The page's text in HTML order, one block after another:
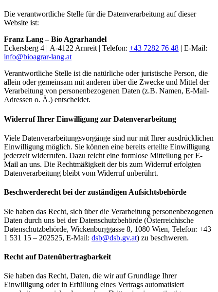
Die verantwortliche Stelle für die Datenverarbeitung auf dieser
Website ist:
Franz Lang – Bio Agrarhandel
Eckersberg 4 | A-4122 Arnreit | Telefon: +43 7282 76 48 | E-Mail:
info@bioagrar-lang.at
Verantwortliche Stelle ist die natürliche oder juristische Person, die
allein oder gemeinsam mit anderen über die Zwecke und Mittel der
Verarbeitung von personenbezogenen Daten (z.B. Namen, E-Mail-
Adressen o. Ä.) entscheidet.
Widerruf Ihrer Einwilligung zur Datenverarbeitung
Viele Datenverarbeitungsvorgänge sind nur mit Ihrer ausdrücklichen
Einwilligung möglich. Sie können eine bereits erteilte Einwilligung
jederzeit widerrufen. Dazu reicht eine formlose Mitteilung per E-
Mail an uns. Die Rechtmäßigkeit der bis zum Widerruf erfolgten
Datenverarbeitung bleibt vom Widerruf unberührt.
Beschwerderecht bei der zuständigen Aufsichtsbehörde
Sie haben das Recht, sich über die Verarbeitung personenbezogenen
Daten durch uns bei der Datenschutzbehörde (Österreichische
Datenschutzbehörde, Wickenburggasse 8, 1080 Wien, Telefon: +43
1 531 15 – 202525, E-Mail: dsb@dsb.gv.at) zu beschweren.
Recht auf Datenübertragbarkeit
Sie haben das Recht, Daten, die wir auf Grundlage Ihrer
Einwilligung oder in Erfüllung eines Vertrags automatisiert